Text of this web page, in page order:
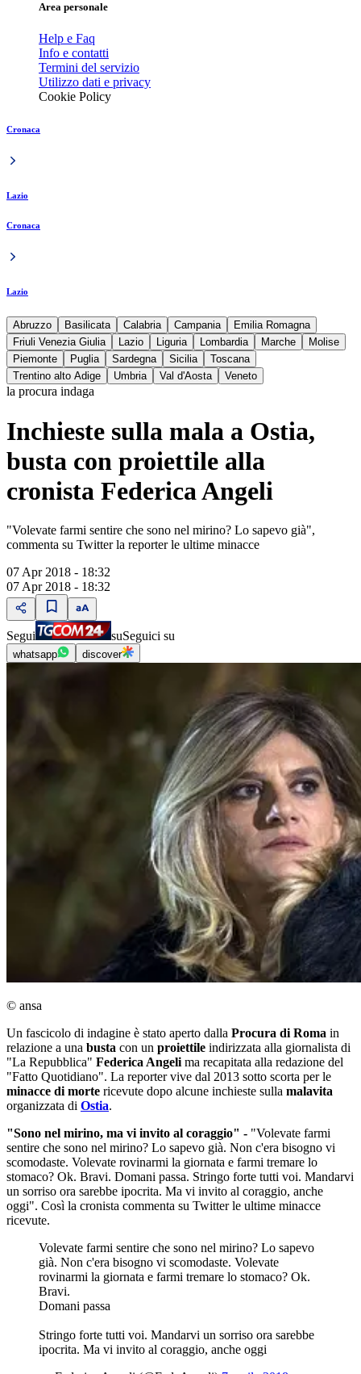
Area personale
Help e Faq
Info e contatti
Termini del servizio
Utilizzo dati e privacy
Cookie Policy
Cronaca
Lazio
Cronaca
Lazio
Abruzzo Basilicata Calabria Campania
Emilia Romagna
Friuli Venezia Giulia
Lazio Liguria Lombardia Marche
Molise
Piemonte
Puglia Sardegna Sicilia
Toscana
Trentino alto Adige
Umbria Val d'Aosta Veneto
la procura indaga
Inchieste sulla mala a Ostia,
busta con proiettile alla
cronista Federica Angeli
"Volevate farmi sentire che sono nel mirino? Lo sapevo già",
commenta su Twitter la reporter le ultime minacce
07 Apr 2018 - 18:32
07 Apr 2018 - 18:32
Segui suSeguici su
whatsapp discover
© ansa
Un fascicolo di indagine è stato aperto dalla Procura di Roma in
relazione a una busta con un proiettile indirizzata alla giornalista di
"La Repubblica" Federica Angeli ma recapitata alla redazione del
"Fatto Quotidiano". La reporter vive dal 2013 sotto scorta per le
minacce di morte ricevute dopo alcune inchieste sulla malavita
organizzata di Ostia.
"Sono nel mirino, ma vi invito al coraggio" - "Volevate farmi
sentire che sono nel mirino? Lo sapevo già. Non c'era bisogno vi
scomodaste. Volevate rovinarmi la giornata e farmi tremare lo
stomaco? Ok. Bravi. Domani passa. Stringo forte tutti voi. Mandarvi
un sorriso ora sarebbe ipocrita. Ma vi invito al coraggio, anche
oggi". Così la cronista commenta su Twitter le ultime minacce
ricevute.
Volevate farmi sentire che sono nel mirino? Lo sapevo
già. Non c'era bisogno vi scomodaste. Volevate
rovinarmi la giornata e farmi tremare lo stomaco? Ok.
Bravi.
Domani passa
Stringo forte tutti voi. Mandarvi un sorriso ora sarebbe
ipocrita. Ma vi invito al coraggio, anche oggi